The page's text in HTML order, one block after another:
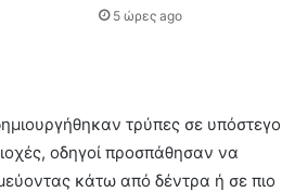
5 ώρες ago
τρύπες σε υπόστεγο
οδηγοί προσπάθησαν να
κάτω από δέντρα ή σε πιο